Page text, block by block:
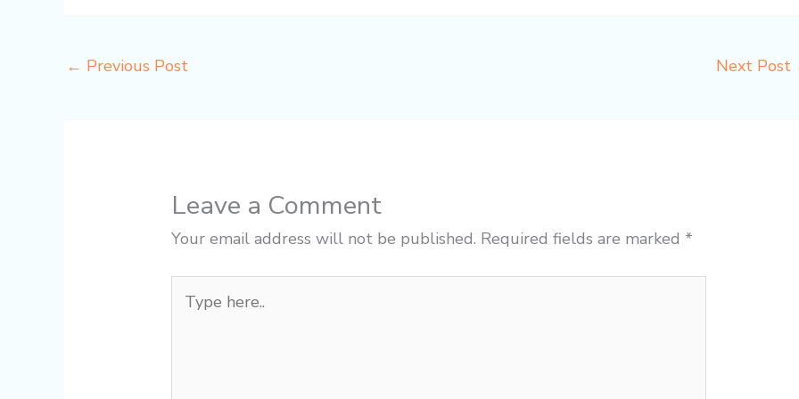
← Previous Post Next Post
Leave a Comment
Your email address will not be published. Required fields are marked *
here..